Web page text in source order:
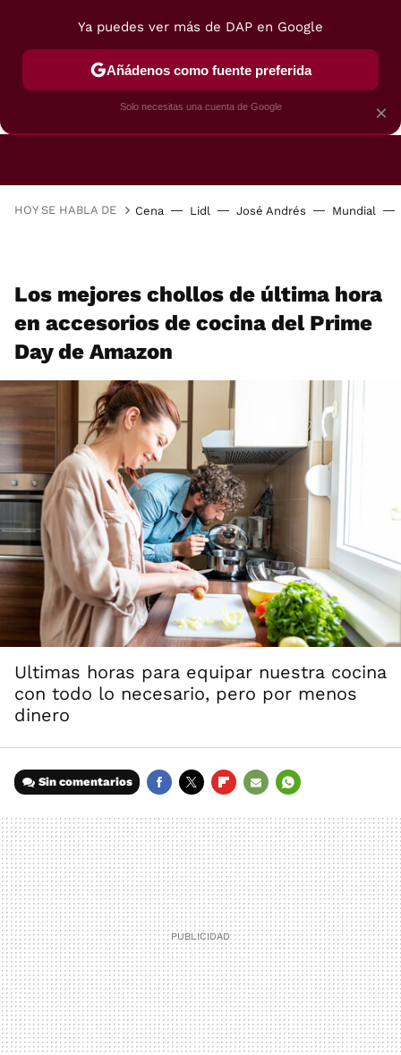
FREIDORAS DE AIRE GUÍAS DE
HOY SE HABLA DE Cena Lidl José Andrés Mundial
Los mejores chollos de última hora
en accesorios de cocina del Prime
Day de Amazon
Ultimas horas para equipar nuestra cocina
con todo lo necesario, pero por menos
dinero
Sin comentarios
MAIL
×
Ya puedes ver más de DAP en Google
Añádenos como fuente preferida
Solo necesitas una cuenta de Google